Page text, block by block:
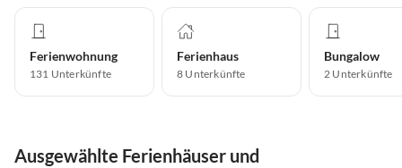
Ferienwohnung
131 Unterkünfte
Ferienhaus
8 Unterkünfte
Bungalow
2 Unterkünfte
Ausgewählte Ferienhäuser und